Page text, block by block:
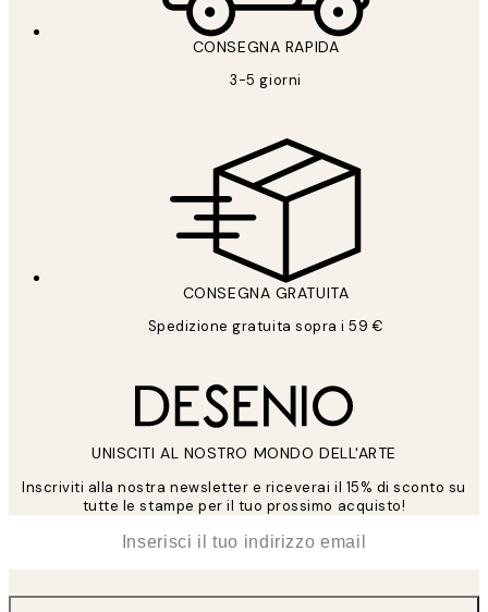
CONSEGNA RAPIDA
3-5 giorni
CONSEGNA GRATUITA
Spedizione gratuita sopra i 59 €
UNISCITI AL NOSTRO MONDO DELL'ARTE
Inscriviti alla nostra newsletter e riceverai il 15% di sconto su
tutte le stampe per il tuo prossimo acquisto!